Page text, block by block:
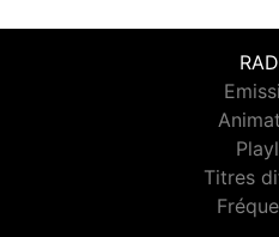
Titres